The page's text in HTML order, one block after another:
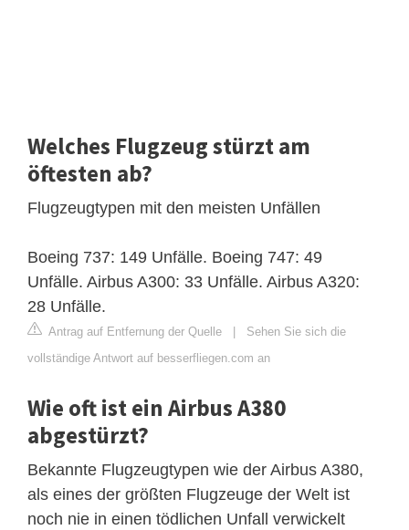
Welches Flugzeug stürzt am
öftesten ab?
Flugzeugtypen mit den meisten Unfällen
Boeing 737: 149 Unfälle. Boeing 747: 49
Unfälle. Airbus A300: 33 Unfälle. Airbus A320:
28 Unfälle.
Antrag auf Entfernung der Quelle
Sehen Sie sich die
vollständige Antwort auf besserfliegen.com an
Wie oft ist ein Airbus A380
abgestürzt?
Bekannte Flugzeugtypen wie der Airbus A380,
als eines der größten Flugzeuge der Welt ist
noch nie in einen tödlichen Unfall verwickelt